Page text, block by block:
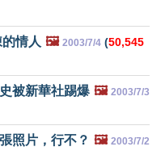
情人 🖼️ 2003/7/4 (50,545
被新華社踢爆 🖼️ 2003/7/3
照片，行不？ 🖼️ 2003/7/2